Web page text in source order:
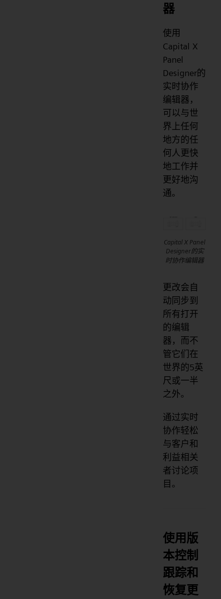
器
使用
Capital X
Panel
Designer的
实时协作
编辑器，
可以与世
界上任何
地方的任
何人更快
地工作并
更好地沟
通。
Capital X Panel
Designer的实
时协作编辑器
更改会自
动同步到
所有打开
的编辑
器，而不
管它们在
世界的5英
尺或一半
之外。
通过实时
协作轻松
与客户和
利益相关
者讨论项
目。
使用版
本控制
跟踪和
恢复更